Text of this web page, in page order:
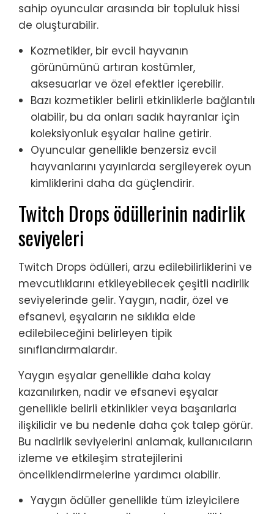
sahip oyuncular arasında bir topluluk hissi
de oluşturabilir.
Kozmetikler, bir evcil hayvanın
görünümünü artıran kostümler,
aksesuarlar ve özel efektler içerebilir.
Bazı kozmetikler belirli etkinliklerle bağlantılı
olabilir, bu da onları sadık hayranlar için
koleksiyonluk eşyalar haline getirir.
Oyuncular genellikle benzersiz evcil
hayvanlarını yayınlarda sergileyerek oyun
kimliklerini daha da güçlendirir.
Twitch Drops ödüllerinin nadirlik
seviyeleri
Twitch Drops ödülleri, arzu edilebilirliklerini ve
mevcutlıklarını etkileyebilecek çeşitli nadirlik
seviyelerinde gelir. Yaygın, nadir, özel ve
efsanevi, eşyaların ne sıklıkla elde
edilebileceğini belirleyen tipik
sınıflandırmalardır.
Yaygın eşyalar genellikle daha kolay
kazanılırken, nadir ve efsanevi eşyalar
genellikle belirli etkinlikler veya başarılarla
ilişkilidir ve bu nedenle daha çok talep görür.
Bu nadirlik seviyelerini anlamak, kullanıcıların
izleme ve etkileşim stratejilerini
önceliklendirmelerine yardımcı olabilir.
Yaygın ödüller genellikle tüm izleyicilere